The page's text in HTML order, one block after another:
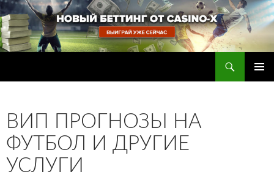
Перейти
к
содержимому
ВИП ПРОГНОЗЫ НА
ФУТБОЛ И ДРУГИЕ
УСЛУГИ